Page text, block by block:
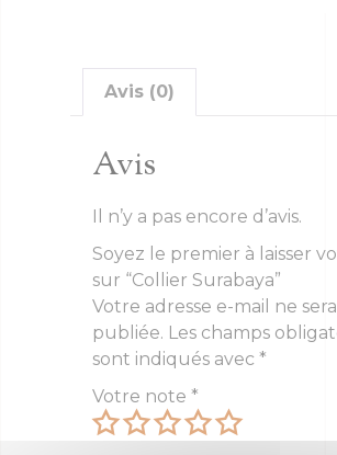
Avis (0)
Avis
Il n’y a pas encore d’avis.
Soyez le premier à laisser
sur “Collier Surabaya”
Votre adresse e-mail ne
publiée. Les champs
sont indiqués avec *
Votre note *